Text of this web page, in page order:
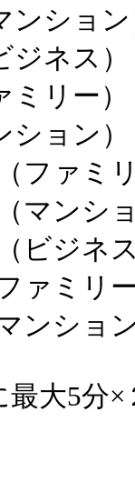
ンショ
ネス）
リー）
ョン）
ファミ
マンシ
ビジネ
ァミリ
ンショ
大5分